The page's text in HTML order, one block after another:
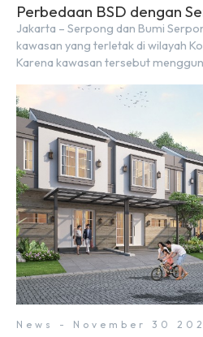
Perbedaan BSD dengan
Jakarta – Serpong dan Bumi
kawasan yang terletak di wilayah
Karena kawasan tersebut
merupakan tempat yang sama.
kurang tepat. Sebab Serpong dan
kawasan yang berbeda. Berikut
News - November 30